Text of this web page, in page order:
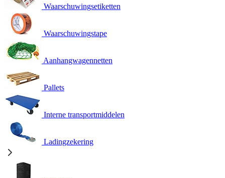
Waarschuwingsetiketten
Waarschuwingstape
Aanhangwagennetten
Pallets
Interne transportmiddelen
Ladingzekering